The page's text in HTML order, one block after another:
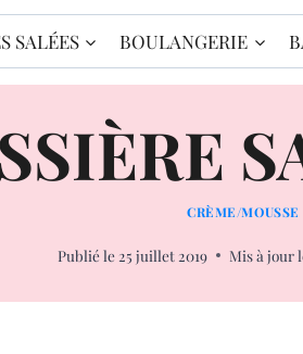
SALÉES BOULANGERIE
CRÈME/MOUSSE
Publié le 25 juillet 2019 Mis à jour